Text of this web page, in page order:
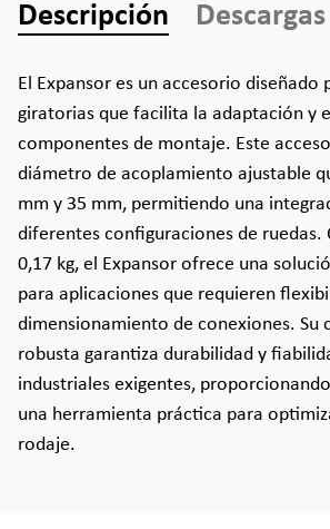
Descripción Descargas
El Expansor es un accesorio diseñado
giratorias que facilita la adaptación y
componentes de montaje. Este
diámetro de acoplamiento ajustable
mm y 35 mm, permitiendo una
diferentes configuraciones de ruedas.
0,17 kg, el Expansor ofrece una
para aplicaciones que requieren
dimensionamiento de conexiones. Su
robusta garantiza durabilidad y
industriales exigentes,
una herramienta práctica para
rodaje.